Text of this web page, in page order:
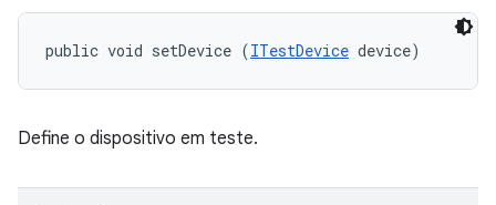
public void setDevice (ITestDevice device)
Define o dispositivo em teste.